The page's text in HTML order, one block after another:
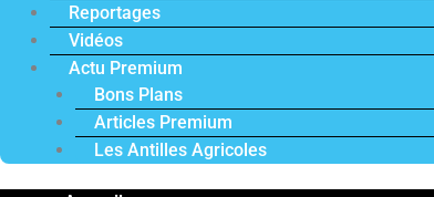
Reportages
Vidéos
Actu Premium
Bons Plans
Articles Premium
Les Antilles Agricoles